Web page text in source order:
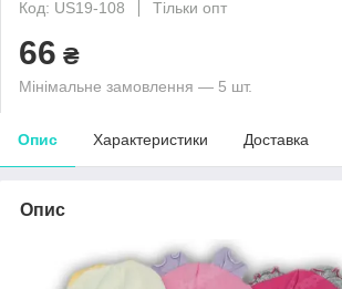
Код: US19-108
Тільки опт
66 ₴
Мінімальне замовлення — 5 шт.
Опис Характеристики Доставка
Опис